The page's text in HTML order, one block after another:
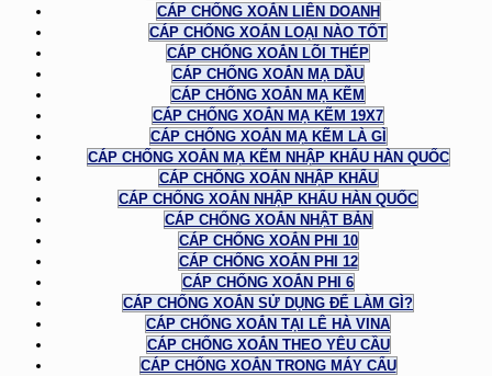
CÁP CHỐNG XOẮN LIÊN DOANH
CÁP CHỐNG XOẮN LOẠI NÀO TỐT
CÁP CHỐNG XOẮN LÕI THÉP
CÁP CHỐNG XOẮN MẠ DẦU
CÁP CHỐNG XOẮN MẠ KẼM
CÁP CHỐNG XOẮN MẠ KẼM 19X7
CÁP CHỐNG XOẮN MẠ KẼM LÀ GÌ
CÁP CHỐNG XOẮN MẠ KẼM NHẬP KHẨU HÀN QUỐC
CÁP CHỐNG XOẮN NHẬP KHẨU
CÁP CHỐNG XOẮN NHẬP KHẨU HÀN QUỐC
CÁP CHỐNG XOẮN NHẬT BẢN
CÁP CHỐNG XOẮN PHI 10
CÁP CHỐNG XOẮN PHI 12
CÁP CHỐNG XOẮN PHI 6
CÁP CHỐNG XOẮN SỬ DỤNG ĐỂ LÀM GÌ?
CÁP CHỐNG XOẮN TẠI LÊ HÀ VINA
CÁP CHỐNG XOẮN THEO YÊU CẦU
CÁP CHỐNG XOẮN TRONG MÁY CẨU